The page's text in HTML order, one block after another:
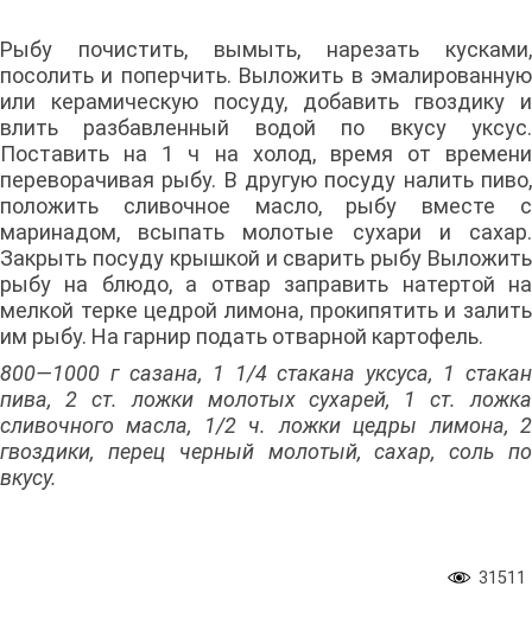
Рыбу почистить, вымыть, нарезать кусками,
посолить и поперчить. Выложить в эмалированную
или керамическую посуду, добавить гвоздику и
влить разбавленный водой по вкусу уксус.
Поставить на 1 ч на холод, время от времени
переворачивая рыбу. В другую посуду налить пиво,
положить сливочное масло, рыбу вместе с
маринадом, всыпать молотые сухари и сахар.
Закрыть посуду крышкой и сварить рыбу Выложить
рыбу на блюдо, а отвар заправить натертой на
мелкой терке цедрой лимона, прокипятить и залить
им рыбу. На гарнир подать отварной картофель.
800—1000 г сазана, 1 1/4 стакана уксуса, 1 стакан
пива, 2 ст. ложки молотых сухарей, 1 ст. ложка
сливочного масла, 1/2 ч. ложки цедры лимона, 2
гвоздики, перец черный молотый, сахар, соль по
вкусу.
31511